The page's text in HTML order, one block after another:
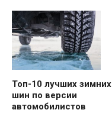
Топ-10 лучших зимних
шин по версии
автомобилистов